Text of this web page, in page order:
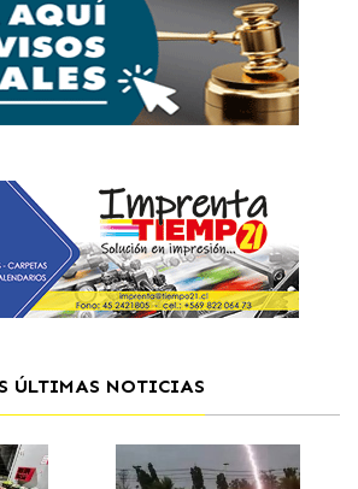
ÚLTIMAS NOTICIAS